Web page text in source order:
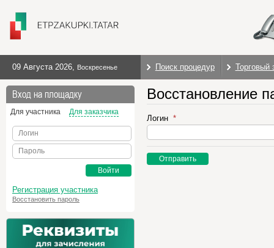
09 Августа 2026, Воскресенье Поиск процедур Торговый
Вход на площадку
Для участника Для заказчика
Логин
Пароль
Войти
Регистрация участника
Восстановить пароль
Восстановление
Логин
Отправить